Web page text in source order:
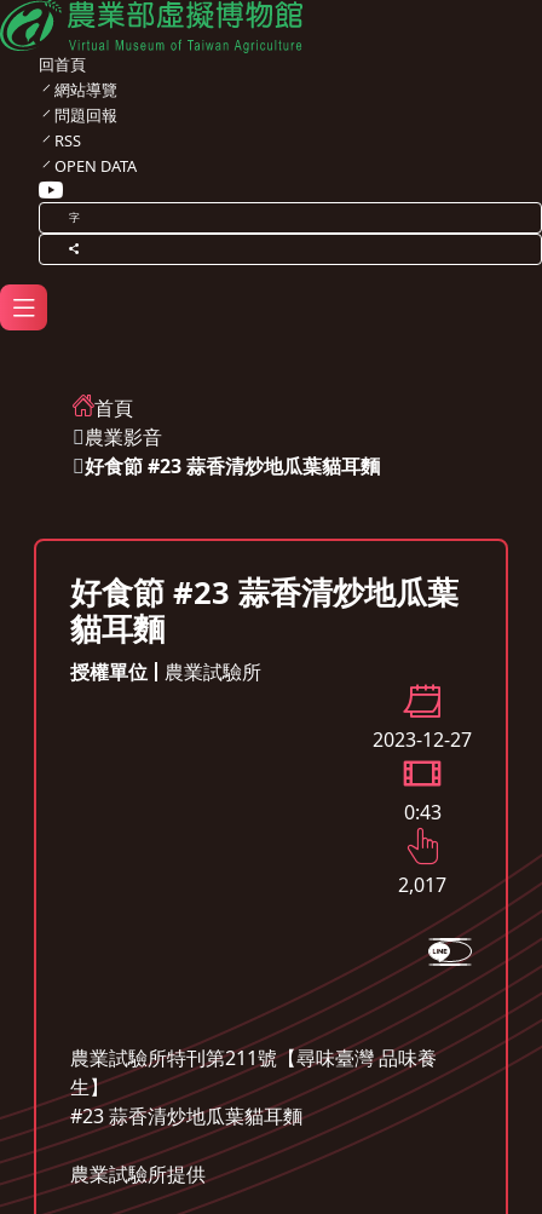
回首頁
網站導覽
問題回報
RSS
OPEN DATA
字
首頁
農業影音
好食節 #23 蒜香清炒地瓜葉貓耳麵
好食節 #23 蒜香清炒地瓜葉
貓耳麵
授權單位 農業試驗所
2023-12-27
0:43
2,017
農業試驗所特刊第211號【尋味臺灣 品味養
生】
#23 蒜香清炒地瓜葉貓耳麵
農業試驗所提供